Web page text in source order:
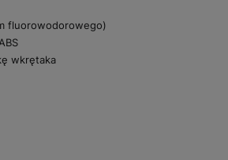
fluorowodorowego)
wkrętaka